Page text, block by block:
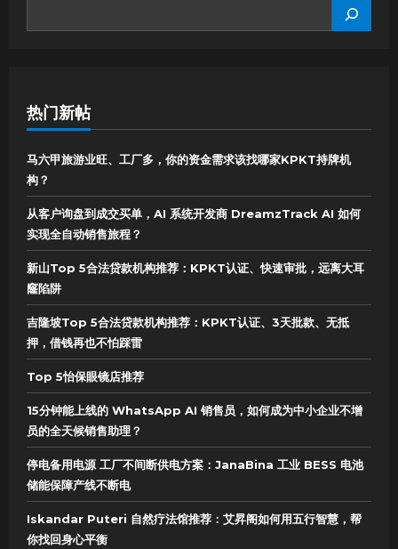
热门新帖
马六甲旅游业旺、工厂多，你的资金需求该找哪家KPKT持牌机
构？
从客户询盘到成交买单，AI 系统开发商 DreamzTrack AI 如何
实现全自动销售旅程？
新山Top 5合法贷款机构推荐：KPKT认证、快速审批，远离大耳
窿陷阱
吉隆坡Top 5合法贷款机构推荐：KPKT认证、3天批款、无抵
押，借钱再也不怕踩雷
Top 5怡保眼镜店推荐
15分钟能上线的 WhatsApp AI 销售员，如何成为中小企业不增
员的全天候销售助理？
停电备用电源 工厂不间断供电方案：JanaBina 工业 BESS 电池
储能保障产线不断电
Iskandar Puteri 自然疗法馆推荐：艾昇阁如何用五行智慧，帮
你找回身心平衡